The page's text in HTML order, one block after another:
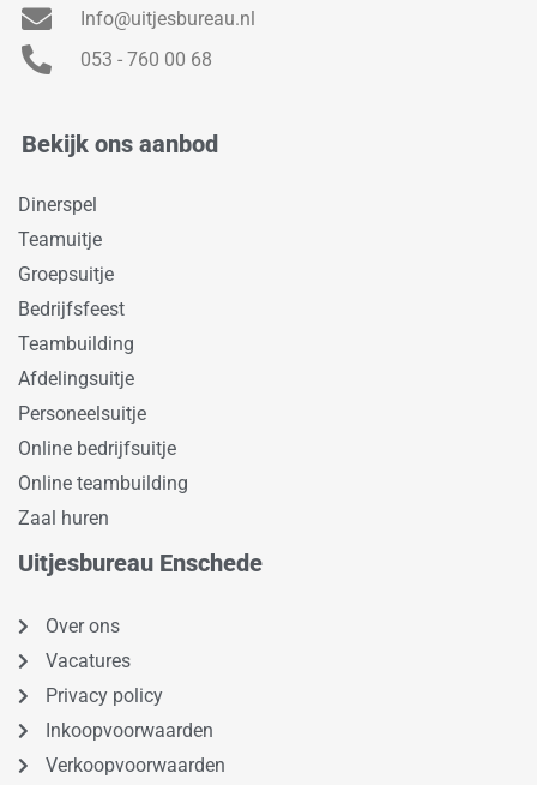
Info@uitjesbureau.nl
053 - 760 00 68
Bekijk ons aanbod
Dinerspel
Teamuitje
Groepsuitje
Bedrijfsfeest
Teambuilding
Afdelingsuitje
Personeelsuitje
Online bedrijfsuitje
Online teambuilding
Zaal huren
Uitjesbureau Enschede
Over ons
Vacatures
Privacy policy
Inkoopvoorwaarden
Verkoopvoorwaarden